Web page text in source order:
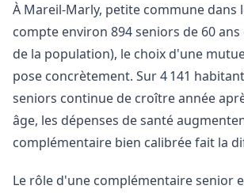
À Mareil-Marly, petite commune dans
compte environ 894 seniors de 60 ans
de la population), le choix d'une
pose concrètement. Sur 4 141
seniors continue de croître année
âge, les dépenses de santé
complémentaire bien calibrée fait la
Le rôle d'une complémentaire senior